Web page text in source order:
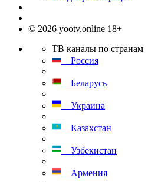
© 2026 yootv.online 18+
ТВ каналы по странам
Россия
Беларусь
Украина
Казахстан
Узбекистан
Армения